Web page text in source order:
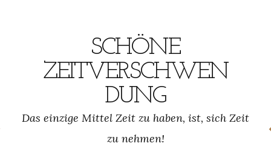
SCHÖNE
ZEITVERSCHWEN
DUNG
Das einzige Mittel Zeit zu haben, ist, sich Zeit
zu nehmen!